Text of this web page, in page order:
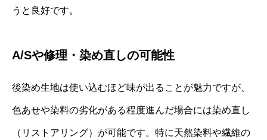
うと良好です。
A/Sや修理・染め直しの可能性
後染め生地は使い込むほど味が出ることが魅力ですが、
色あせや染料の劣化がある程度進んだ場合には染め直し
（リストアリング）が可能です。特に天然染料や繊維の